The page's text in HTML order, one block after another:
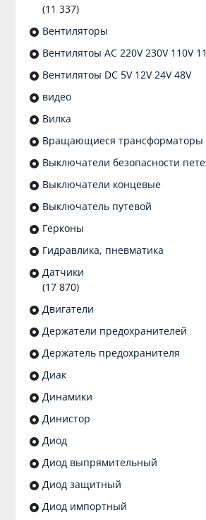
(11 337)
Вентиляторы
Вентилятоы AC 220V 230V 110V
Вентилятоы DC 5V 12V 24V 48V
видео
Вилка
Вращающиеся трансформаторы
Выключатели безопасности
Выключатели концевые
Выключатель путевой
Герконы
Гидравлика, пневматика
Датчики
(17 870)
Двигатели
Держатели предохранителей
Держатель предохранителя
Диак
Динамики
Динистор
Диод
Диод выпрямительный
Диод защитный
Диод импортный